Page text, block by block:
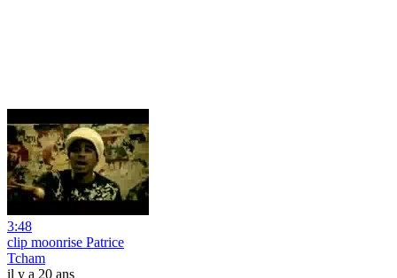
3:48
clip moonrise Patrice
Tcham
il y a 20 ans